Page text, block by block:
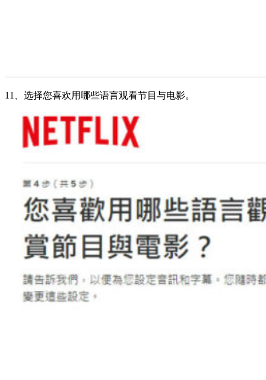
11、选择您喜欢用哪些语言观看节目与电影。